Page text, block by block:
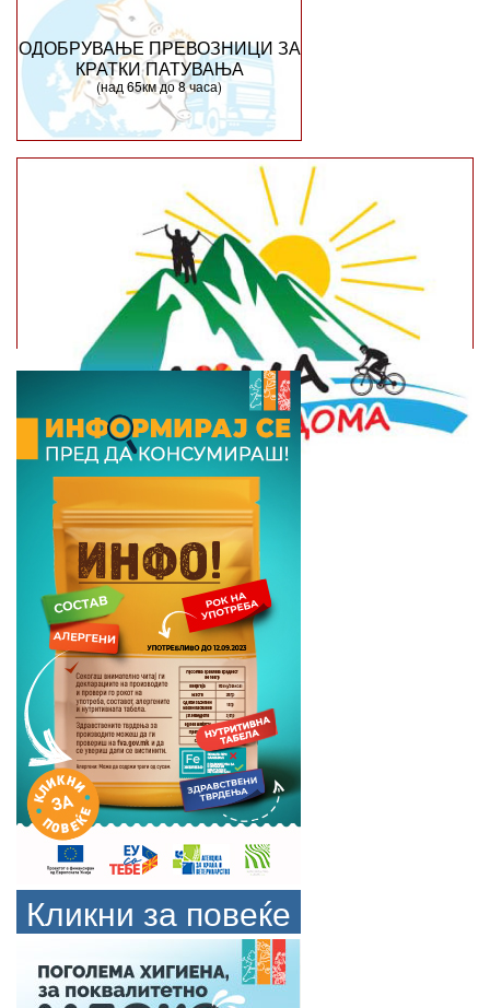
ОДОБРУВАЊЕ ПРЕВОЗНИЦИ ЗА
КРАТКИ ПАТУВАЊА
(над 65км до 8 часа)
Кликни за повеќе